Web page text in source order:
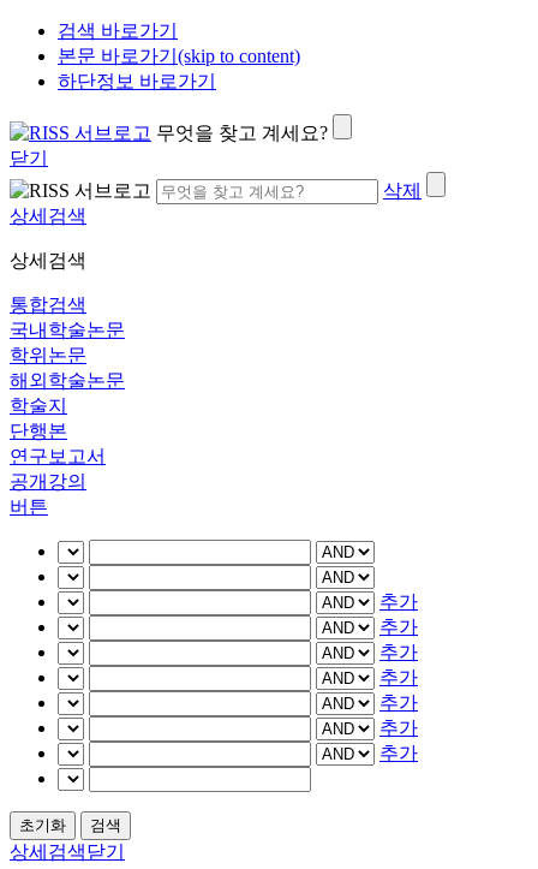
검색 바로가기
본문 바로가기(skip to content)
하단정보 바로가기
무엇을 찾고 계세요?
닫기
삭제
상세검색
상세검색
통합검색
국내학술논문
학위논문
해외학술논문
학술지
단행본
연구보고서
공개강의
버튼
추가
추가
추가
추가
추가
추가
추가
상세검색닫기